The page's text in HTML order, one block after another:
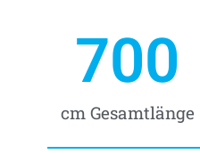
cm Gesamtlänge
700